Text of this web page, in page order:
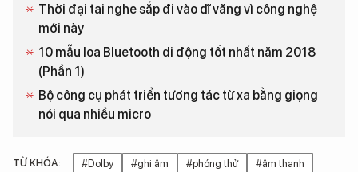
Thời đại tai nghe sắp đi vào dĩ vãng vì công nghệ
mới này
10 mẫu loa Bluetooth di động tốt nhất năm 2018
(Phần 1)
Bộ công cụ phát triển tương tác từ xa bằng giọng
nói qua nhiều micro
TỪ KHÓA: #Dolby #ghi âm #phóng thử #âm thanh